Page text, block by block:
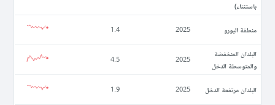
باستثناء)
منطقة اليورو 2025
1.4
البلدان المنخفضة
والمتوسطة الدخل
2025
4.5
البلدان مرتفعة الدخل 2025
1.9